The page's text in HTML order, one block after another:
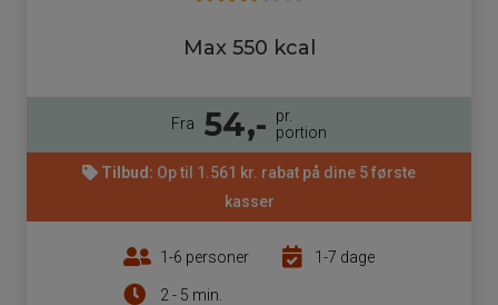
Max 550 kcal
Fra 54,-
pr.
portion
Tilbud: Op til 1.561 kr. rabat på dine 5 første
kasser
1-6 personer
2 - 5 min.
1-7 dage